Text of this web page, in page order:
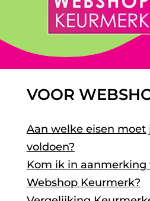
VOOR
Aan welke eisen
voldoen?
Kom ik in aanmerking
Webshop Keurmerk?